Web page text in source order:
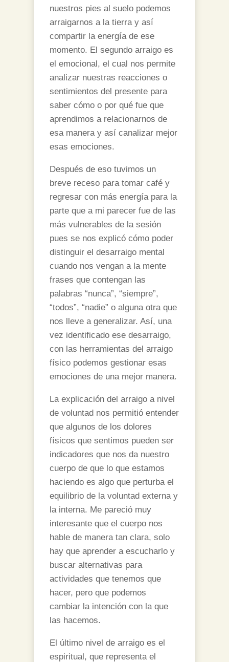
nuestros pies al suelo podemos
arraigarnos a la tierra y así
compartir la energía de ese
momento. El segundo arraigo es
el emocional, el cual nos permite
analizar nuestras reacciones o
sentimientos del presente para
saber cómo o por qué fue que
aprendimos a relacionarnos de
esa manera y así canalizar mejor
esas emociones.
Después de eso tuvimos un
breve receso para tomar café y
regresar con más energía para la
parte que a mi parecer fue de las
más vulnerables de la sesión
pues se nos explicó cómo poder
distinguir el desarraigo mental
cuando nos vengan a la mente
frases que contengan las
palabras “nunca”, “siempre”,
“todos”, “nadie” o alguna otra que
nos lleve a generalizar. Así, una
vez identificado ese desarraigo,
con las herramientas del arraigo
físico podemos gestionar esas
emociones de una mejor manera.
La explicación del arraigo a nivel
de voluntad nos permitió entender
que algunos de los dolores
físicos que sentimos pueden ser
indicadores que nos da nuestro
cuerpo de que lo que estamos
haciendo es algo que perturba el
equilibrio de la voluntad externa y
la interna. Me pareció muy
interesante que el cuerpo nos
hable de manera tan clara, solo
hay que aprender a escucharlo y
buscar alternativas para
actividades que tenemos que
hacer, pero que podemos
cambiar la intención con la que
las hacemos.
El último nivel de arraigo es el
espiritual, que representa el